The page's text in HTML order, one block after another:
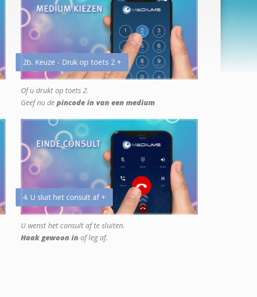
2b. Keuze - Druk op toets 2 +
Of u drukt op toets 2.
Geef nu de pincode in van een medium
4. U sluit het consult af +
U wenst het consult af te sluiten.
Haak gewoon in of leg af.